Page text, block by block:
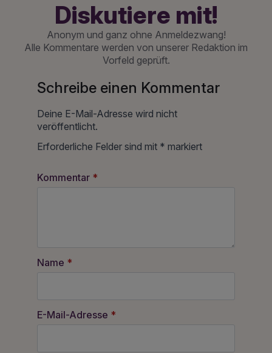
Diskutiere mit!
Anonym und ganz ohne Anmeldezwang!
Alle Kommentare werden von unserer Redaktion im
Vorfeld geprüft.
Schreibe einen Kommentar
Deine E-Mail-Adresse wird nicht
veröffentlicht.
Erforderliche Felder sind mit * markiert
Kommentar *
Name *
E-Mail-Adresse *